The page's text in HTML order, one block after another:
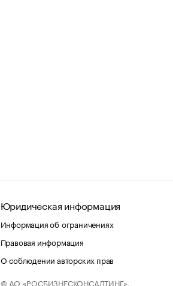
Юридическая информация
Информация об ограничениях
Правовая информация
О соблюдении авторских прав
© АО «РОСБИЗНЕСКОНСАЛТИНГ»,